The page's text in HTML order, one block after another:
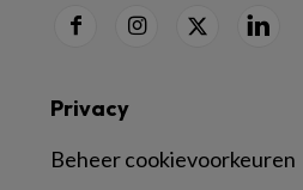
Privacy
Beheer cookievoorkeuren